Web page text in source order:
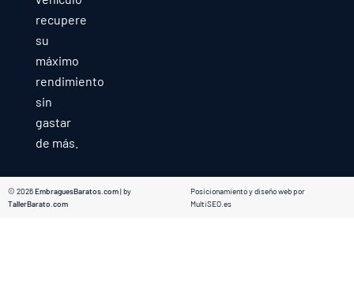
recupere
su
máximo
rendimiento
sin
gastar
de más.
© 2026EmbraguesBaratos.com| by
TallerBarato.com
Posicionamiento y diseño web por
MultiSEO.es